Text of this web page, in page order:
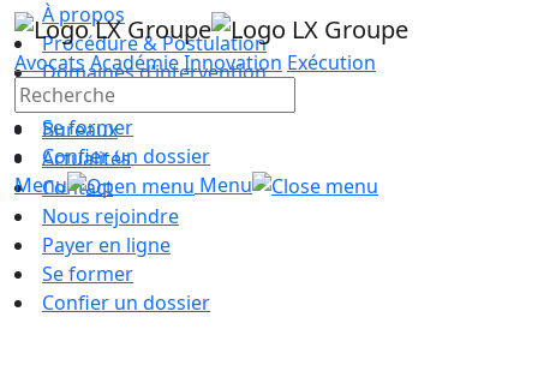
AvocatsAcadémieInnovation Exécution
Se former
Confier un dossier
Menu
Menu
À propos
Procédure & Postulation
Domaines d’intervention
Équipe
Bureaux
Actualités
Contact
Nous rejoindre
Payer en ligne
Se former
Confier un dossier